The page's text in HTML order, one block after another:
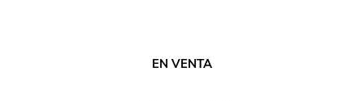
EN VENTA